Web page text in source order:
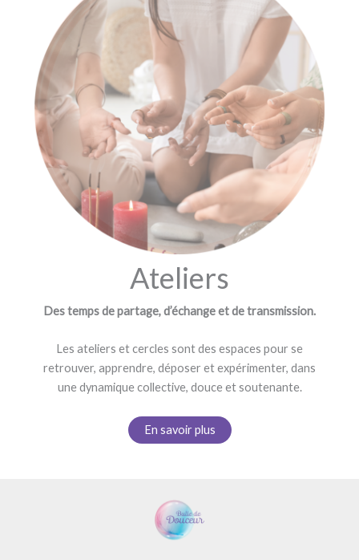
Ateliers
Des temps de partage, d’échange et de transmission.
Les ateliers et cercles sont des espaces pour se
retrouver, apprendre, déposer et expérimenter, dans
une dynamique collective, douce et soutenante.
En savoir plus